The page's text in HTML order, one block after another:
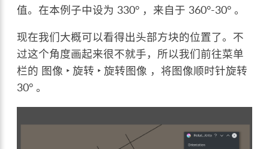
值。在本例子中设为 330° ，来自于 360°-30° 。
现在我们大概可以看得出头部方块的位置了。不
过这个角度画起来很不就手，所以我们前往菜单
栏的 图像 ‣ 旋转 ‣ 旋转图像 ，将图像顺时针旋转
30° 。